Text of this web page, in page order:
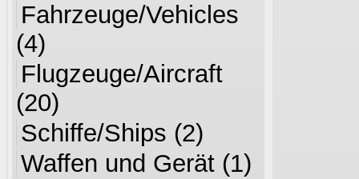
Fahrzeuge/Vehicles
(4)
Flugzeuge/Aircraft
(20)
Schiffe/Ships (2)
Waffen und Gerät (1)